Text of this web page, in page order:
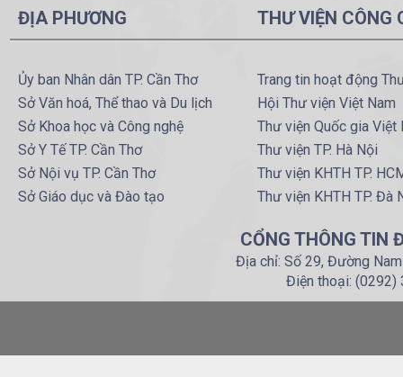
ĐỊA PHƯƠNG
Ủy ban Nhân dân TP. Cần Thơ
Sở Văn hoá, Thể thao và Du lịch
Sở Khoa học và Công nghệ
Sở Y Tế TP. Cần Thơ
Sở Nội vụ TP. Cần Thơ
Sở Giáo dục và Đào tạo
THƯ VIỆN CÔNG
Trang tin hoạt động
Hội Thư viện Việt Nam
Thư viện Quốc gia Việt
Thư viện TP. Hà Nội
Thư viện KHTH TP.
Thư viện KHTH TP. Đà
CỔNG THÔNG TIN
Địa chỉ: Số 29, Đường
Điện thoại: (0292)